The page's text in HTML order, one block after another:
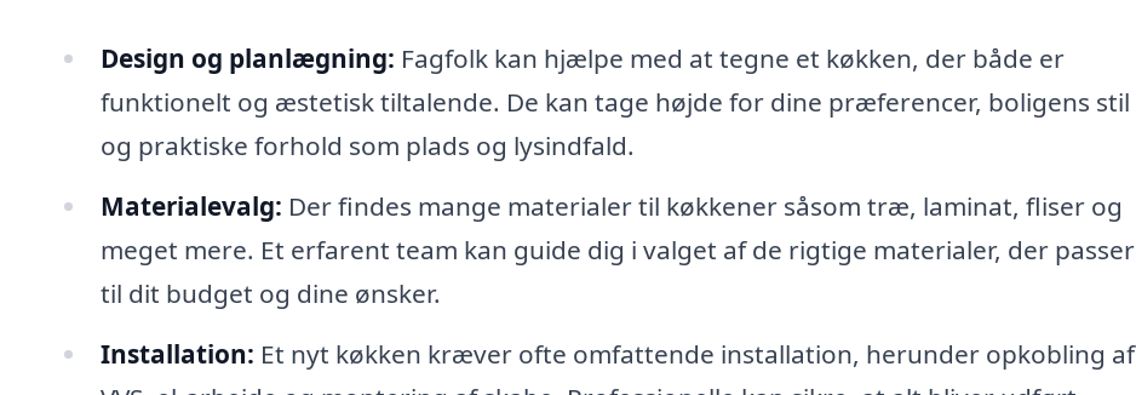
Design og planlægning: Fagfolk kan hjælpe med at tegne et køkken, der både er
funktionelt og æstetisk tiltalende. De kan tage højde for dine præferencer, boligens stil
og praktiske forhold som plads og lysindfald.
Materialevalg: Der findes mange materialer til køkkener såsom træ, laminat, fliser og
meget mere. Et erfarent team kan guide dig i valget af de rigtige materialer, der passer
til dit budget og dine ønsker.
Installation: Et nyt køkken kræver ofte omfattende installation, herunder opkobling af